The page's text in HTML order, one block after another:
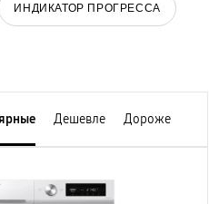
ИНДИКАТОР ПРОГРЕССА
Дешевле Дороже